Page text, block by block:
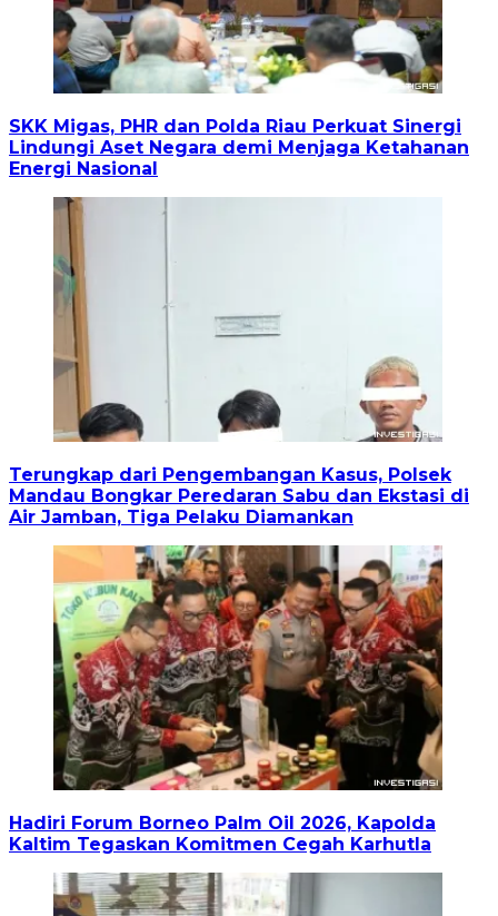
SKK Migas, PHR dan Polda Riau Perkuat Sinergi
Lindungi Aset Negara demi Menjaga Ketahanan
Energi Nasional
Terungkap dari Pengembangan Kasus, Polsek
Mandau Bongkar Peredaran Sabu dan Ekstasi di
Air Jamban, Tiga Pelaku Diamankan
Hadiri Forum Borneo Palm Oil 2026, Kapolda
Kaltim Tegaskan Komitmen Cegah Karhutla